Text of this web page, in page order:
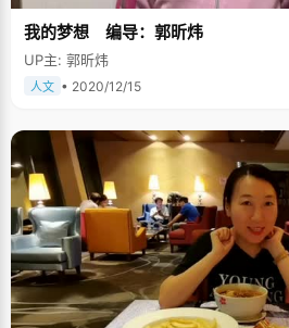
我的梦想 编导：郭昕炜
UP主: 郭昕炜
人文 • 2020/12/15